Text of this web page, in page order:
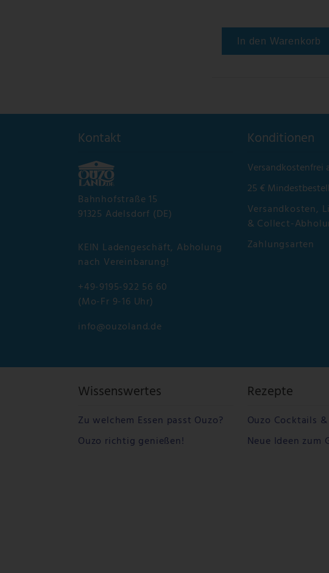
In den Warenkorb
Kontakt
Bahnhofstraße 15
91325 Adelsdorf (DE)
KEIN Ladengeschäft, Abholung
nach Vereinbarung!
+49-9195-922 56 60
(Mo-Fr 9-16 Uhr)
info@ouzoland.de
Konditionen
Versandkostenfrei
25 €
Versandkosten,
& Collect-
Zahlungsarten
Wissenswertes
Zu welchem Essen passt Ouzo?
Ouzo richtig genießen!
Rezepte
Ouzo Cocktails
Neue Ideen zum